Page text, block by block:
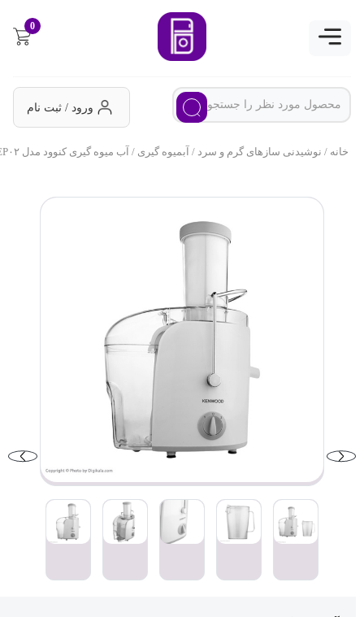
0
ورود / ثبت نام
خانه/ نوشیدنی سازهای گرم و سرد / آبمیوه گیری / آب میوه گیری کنوود مدل JEP۰۲